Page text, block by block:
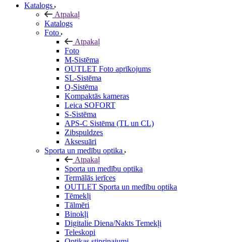
Katalogs
Atpakaļ
Katalogs
Foto
Atpakaļ
Foto
M-Sistēma
OUTLET Foto aprīkojums
SL-Sistēma
Q-Sistēma
Kompaktās kameras
Leica SOFORT
S-Sistēma
APS-C Sistēma (TL un CL)
Zibspuldzes
Aksesuāri
Sporta un medību optika
Atpakaļ
Sporta un medību optika
Termālās ierīces
OUTLET Sporta un medību optika
Tēmekļi
Tālmēri
Binokļi
Digitalie Diena/Nakts Temekļi
Teleskopi